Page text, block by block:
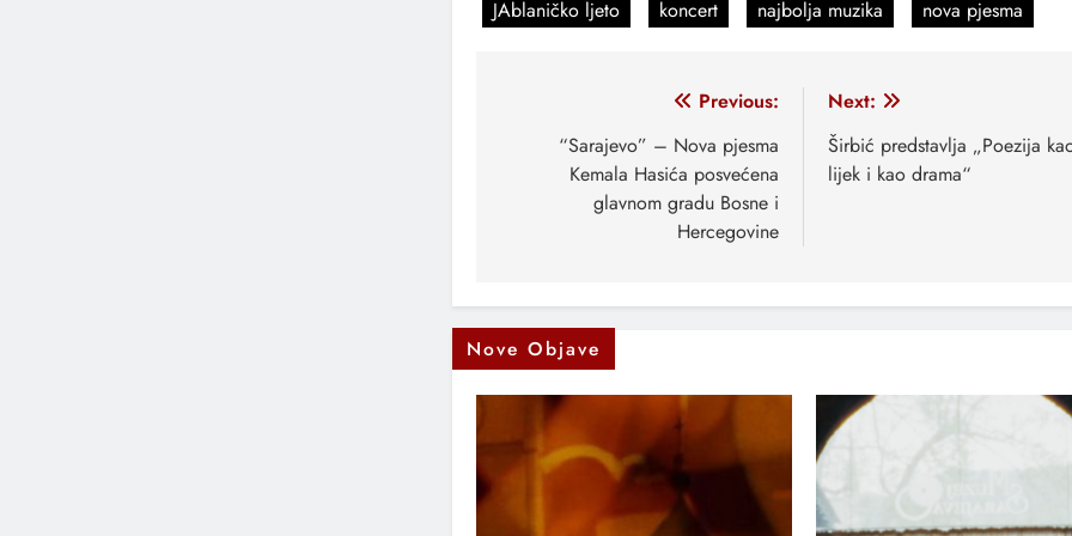
JAblaničko ljeto koncert najbolja muzika nova pjesma
članaka
Previous:
“Sarajevo” – Nova pjesma
Kemala Hasića posvećena
glavnom gradu Bosne i
Hercegovine
Next:
Širbić predstavlja „Poezija
lijek i kao drama“
Nove Objave